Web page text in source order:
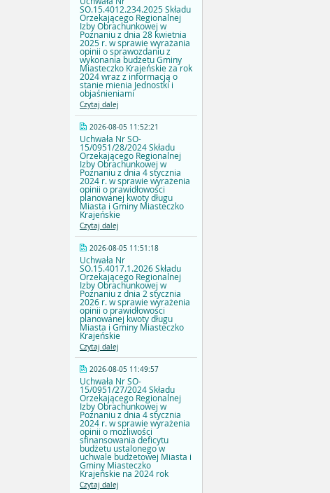
SO.15.4012.234.2025 Składu
Orzekającego Regionalnej
Izby Obrachunkowej w
Poznaniu z dnia 28 kwietnia
2025 r. w sprawie wyrażania
opinii o sprawozdaniu z
wykonania budżetu Gminy
Miasteczko Krajeńskie za rok
2024 wraz z informacją o
stanie mienia Jednostki i
objaśnieniami
Czytaj dalej
2026-08-05 11:52:21
Uchwała Nr SO-
15/0951/28/2024 Składu
Orzekającego Regionalnej
Izby Obrachunkowej w
Poznaniu z dnia 4 stycznia
2024 r. w sprawie wyrażenia
opinii o prawidłowości
planowanej kwoty długu
Miasta i Gminy Miasteczko
Krajeńskie
Czytaj dalej
2026-08-05 11:51:18
Uchwała Nr
SO.15.4017.1.2026 Składu
Orzekającego Regionalnej
Izby Obrachunkowej w
Poznaniu z dnia 2 stycznia
2026 r. w sprawie wyrażenia
opinii o prawidłowości
planowanej kwoty długu
Miasta i Gminy Miasteczko
Krajeńskie
Czytaj dalej
2026-08-05 11:49:57
Uchwała Nr SO-
15/0951/27/2024 Składu
Orzekającego Regionalnej
Izby Obrachunkowej w
Poznaniu z dnia 4 stycznia
2024 r. w sprawie wyrażenia
opinii o możliwości
sfinansowania deficytu
budżetu ustalonego w
uchwale budżetowej Miasta i
Gminy Miasteczko
Krajeńskie na 2024 rok
Czytaj dalej